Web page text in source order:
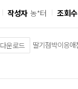
작성자 농*터 조회수
다운로드
딸기점박이응